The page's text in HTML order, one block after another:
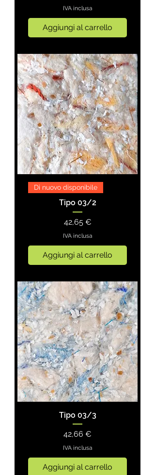
IVA inclusa
Aggiungi al carrello
Di nuovo disponibile
Tipo 03/2
Prezzo
42,65 €
IVA inclusa
Aggiungi al carrello
Tipo 03/3
Prezzo
42,66 €
IVA inclusa
Aggiungi al carrello